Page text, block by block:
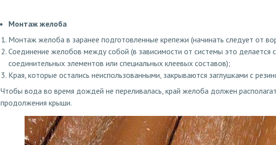
Монтаж желоба
Монтаж желоба в заранее подготовленные крепежи (начинать следует от
Соединение желобов между собой (в зависимости от системы это делается
соединительных элементов или специальных клеевых составов);
Края, которые остались неиспользованными, закрываются заглушками с
Чтобы вода во время дождей не переливалась, край желоба должен
продолжения крыши.